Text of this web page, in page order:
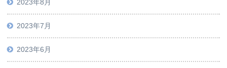
2023年8月
2023年7月
2023年6月